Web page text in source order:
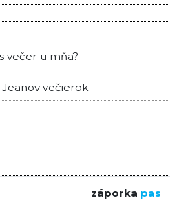
večer u mňa?
večierok.
záporka pas